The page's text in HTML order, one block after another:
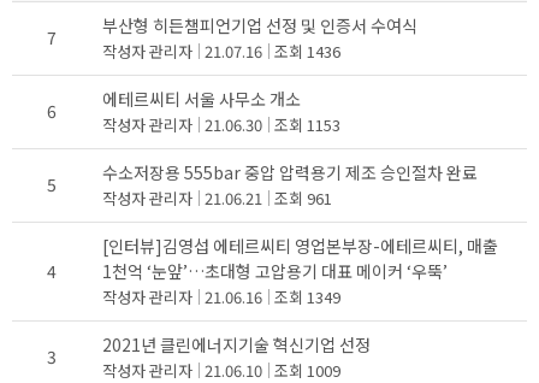
7 부산형 히든챔피언기업 선정 및 인증서 수여식
작성자관리자 21.07.16 조회 1436
6 에테르씨티 서울 사무소 개소
작성자관리자 21.06.30 조회 1153
5 수소저장용 555bar 중압 압력용기 제조 승인절차 완료
작성자관리자 21.06.21 조회 961
4
[인터뷰]김영섭 에테르씨티 영업본부장-에테르씨티, 매출
1천억 ‘눈앞’…초대형 고압용기 대표 메이커 ‘우뚝’
작성자관리자 21.06.16 조회 1349
3 2021년 클린에너지기술 혁신기업 선정
작성자관리자 21.06.10 조회 1009